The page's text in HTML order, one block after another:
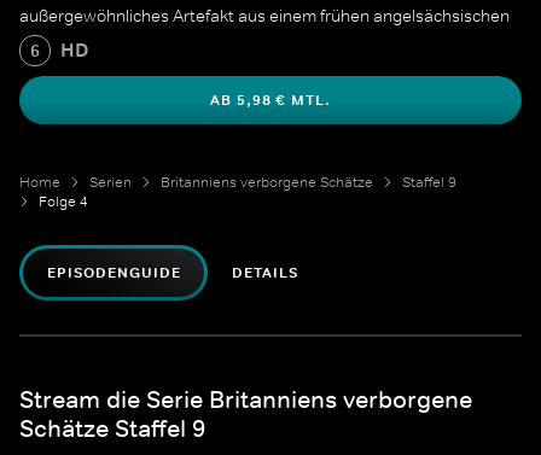
außergewöhnliches Artefakt aus einem frühen angelsächsischen
Friedhof ausgraben. Die Historikerin Onyeka Nubia untersucht
antike Textilien, die über 1500 Jahre überlebt haben.
6 HD
AB 5,98 € MTL.
Home Serien Britanniens verborgene Schätze
Staffel 9
Folge 4
EPISODENGUIDE DETAILS
Stream die Serie Britanniens verborgene
Schätze Staffel 9